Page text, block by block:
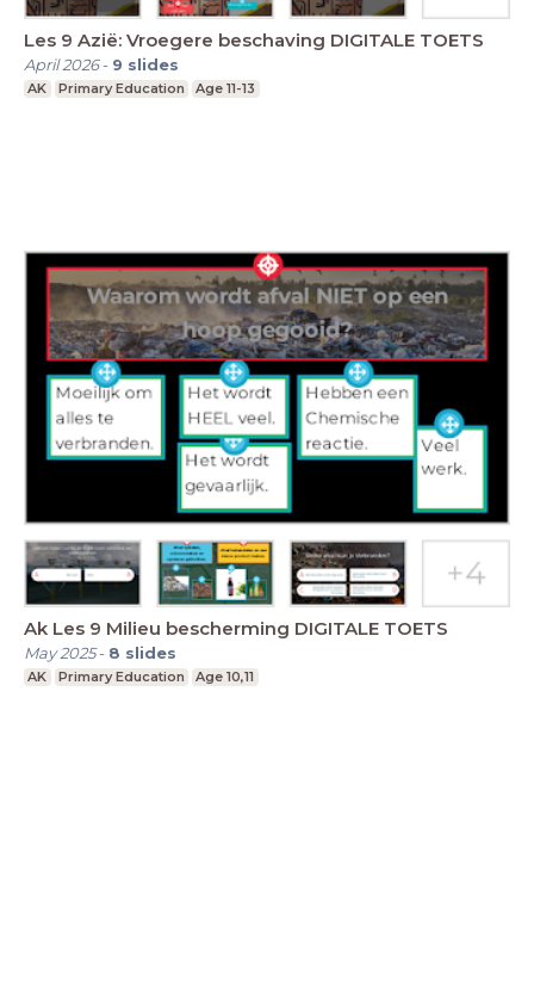
Les 9 Azië: Vroegere beschaving DIGITALE TOETS
April 2026- 9 slides
AK Primary Education Age 11-13
Ak Les 9 Milieu bescherming DIGITALE TOETS
May 2025- 8 slides
AK Primary Education Age 10,11